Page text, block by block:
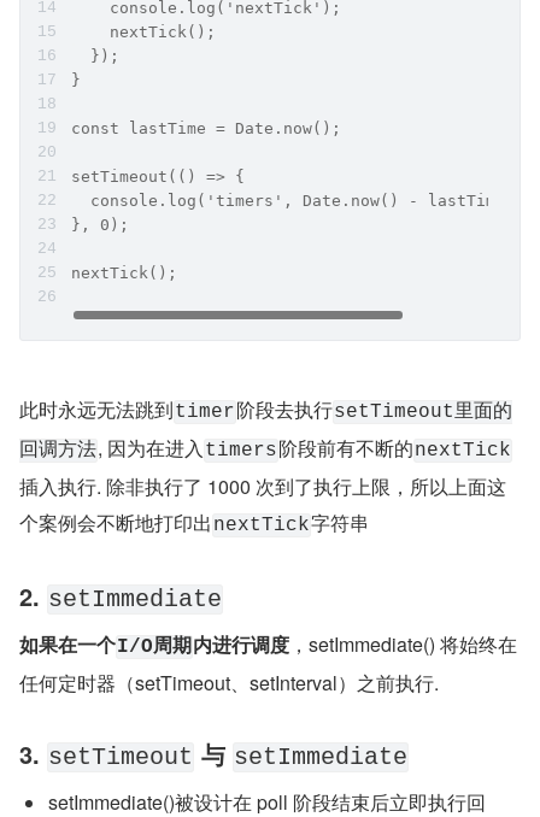
    console.log('nextTick');
    nextTick();
  });
}
const lastTime = Date.now();
setTimeout(() => {
console.log('timers', Date.now() - lastTime +
}, 0);
nextTick();
此时永远无法跳到timer阶段去执行setTimeout里面的
回调方法, 因为在进入 timers阶段前有不断的nextTick
插入执行. 除非执行了 1000 次到了执行上限，所以上面这
个案例会不断地打印出 nextTick字符串
2. setImmediate
如果在一个I/O周期内进行调度 ，setImmediate() 将始终在
任何定时器（setTimeout、setInterval）之前执行.
3. setTimeout 与 setImmediate
setImmediate()被设计在 poll 阶段结束后立即执行回